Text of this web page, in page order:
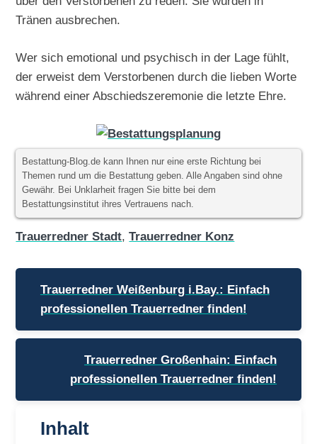
Tränen ausbrechen.
Wer sich emotional und psychisch in der Lage fühlt,
der erweist dem Verstorbenen durch die lieben Worte
während einer Abschiedszeremonie die letzte Ehre.
Bestattung-Blog.de kann Ihnen nur eine erste Richtung bei
Themen rund um die Bestattung geben. Alle Angaben sind ohne
Gewähr. Bei Unklarheit fragen Sie bitte bei dem
Bestattungsinstitut ihres Vertrauens nach.
Trauerredner Stadt,Trauerredner Konz
Beitragsnavigation
Trauerredner Weißenburg i.Bay.: Einfach
professionellen Trauerredner finden!
Trauerredner Großenhain: Einfach
professionellen Trauerredner finden!
Inhalt